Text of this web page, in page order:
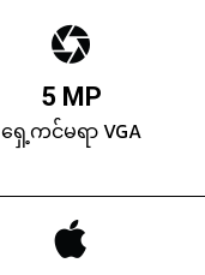
5 MP
ရှေ့ကင်မရာ VGA